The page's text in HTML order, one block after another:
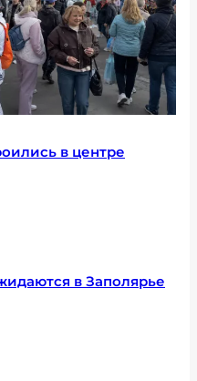
в центре
в Заполярье